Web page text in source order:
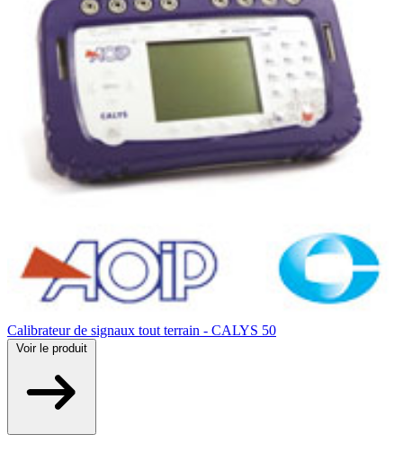
Calibrateur de signaux tout terrain - CALYS 50
Voir le produit